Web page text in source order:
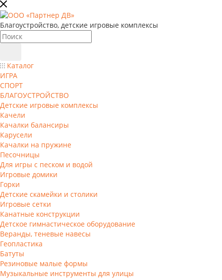
Благоустройство, детские игровые комплексы
Каталог
ИГРА
СПОРТ
БЛАГОУСТРОЙСТВО
Детские игровые комплексы
Качели
Качалки балансиры
Карусели
Качалки на пружине
Песочницы
Для игры с песком и водой
Игровые домики
Горки
Детские скамейки и столики
Игровые сетки
Канатные конструкции
Детское гимнастическое оборудование
Веранды, теневые навесы
Геопластика
Батуты
Резиновые малые формы
Музыкальные инструменты для улицы